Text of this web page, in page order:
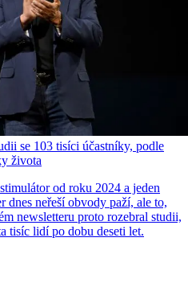
se 103 tisíci účastníky, podle
života
od roku 2024 a jeden
neřeší obvody paží, ale to,
newsletteru proto rozebral studii,
tisíc lidí po dobu deseti let.